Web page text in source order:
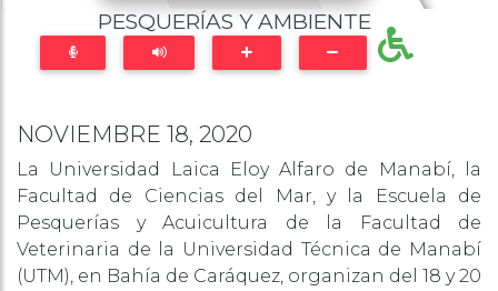
PESQUERÍAS Y AMBIENTE
NOVIEMBRE 18, 2020
La Universidad Laica Eloy Alfaro de Manabí, la
Facultad de Ciencias del Mar, y la Escuela de
Pesquerías y Acuicultura de la Facultad de
Veterinaria de la Universidad Técnica de Manabí
(UTM), en Bahía de Caráquez, organizan del 18 y 20